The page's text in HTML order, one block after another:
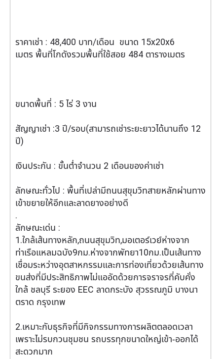
ราคาเช่า : 48,400 บาท/เดือน ขนาด 15x20x6
เมตร พื้นที่โกดังรวมพื้นที่ใช้สอย 484 ตารางเมตร
ขนาดพื้นที่ : 5 ไร่ 3 งาน
สัญญาเช่า :3 ปี/รอบ(สามารถเช่าระยะยาวได้นานถึง 12
ปี)
เงินประกัน : ขั้นต่ำจำนวน 2 เดือนของค่าเช่า
ลักษณะทั่วไป : พื้นที่เปล่ามีถนนสุขุมวิทสายหลักผ่านทาง
เข้าขยายให้อีกและลาดยางอย่างดี
.
ลักษณะเด่น :
1.ใกล้เส้นทางหลัก,ถนนสุขุมวิท,มอเตอร์เวย์ห่างจาก
ท่าเรือแหลมฉบัง9กม.ห่างจากพัทยา10กม.เป็นเส้นทาง
เชื่อมระหว่างอุตสาหกรรมและการท่องเที่ยวด้วยเส้นทาง
ขนส่งที่มีประสิทธิภาพไม่แออัดด้วยการจราจรที่คับคั่ง
ใกล้ ชลบุรี ระยอง EEC ลาดกระบัง สุวรรณภูมิ บางนา
ตราด กรุงเทพ
2.เหมาะกับธุรกิจที่มีกิจกรรมทางการผลิตตลอดเวลา
เพราะไม่รบกวนชุมชน รถบรรทุกขนาดใหญ่เข้า-ออกได้
สะดวกมาก